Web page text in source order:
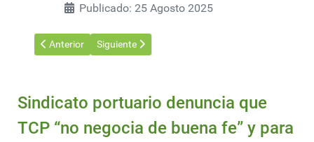
Publicado: 25 Agosto 2025
Artículo anterior: "Sembramos casas": emprendededores
Anterior Artículo siguiente: Francia sólo firmará el
Siguiente
Sindicato portuario denuncia que
TCP “no negocia de buena fe” y para